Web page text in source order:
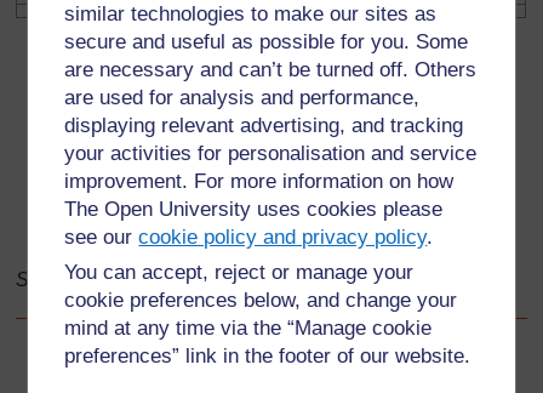
similar technologies to make our sites as
secure and useful as possible for you. Some
are necessary and can’t be turned off. Others
are used for analysis and performance,
displaying relevant advertising, and tracking
your activities for personalisation and service
improvement. For more information on how
The Open University uses cookies please
see ourcookie policy and privacy policy.
You can accept, reject or manage your
cookie preferences below, and change your
mind at any time via the “Manage cookie
preferences” link in the footer of our website.
Source : bbc website
Précédent